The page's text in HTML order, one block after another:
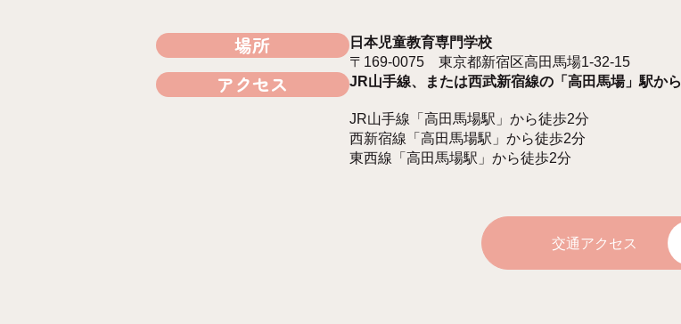
場所
日本児童教育専門学校
〒169-0075 東京都新宿区高田馬場1-32-15
アクセス JR山手線、または西武新宿線の「高田馬場」駅か
JR山手線「高田馬場駅」から徒歩2分
西新宿線「高田馬場駅」から徒歩2分
東西線「高田馬場駅」から徒歩2分
交通アクセス